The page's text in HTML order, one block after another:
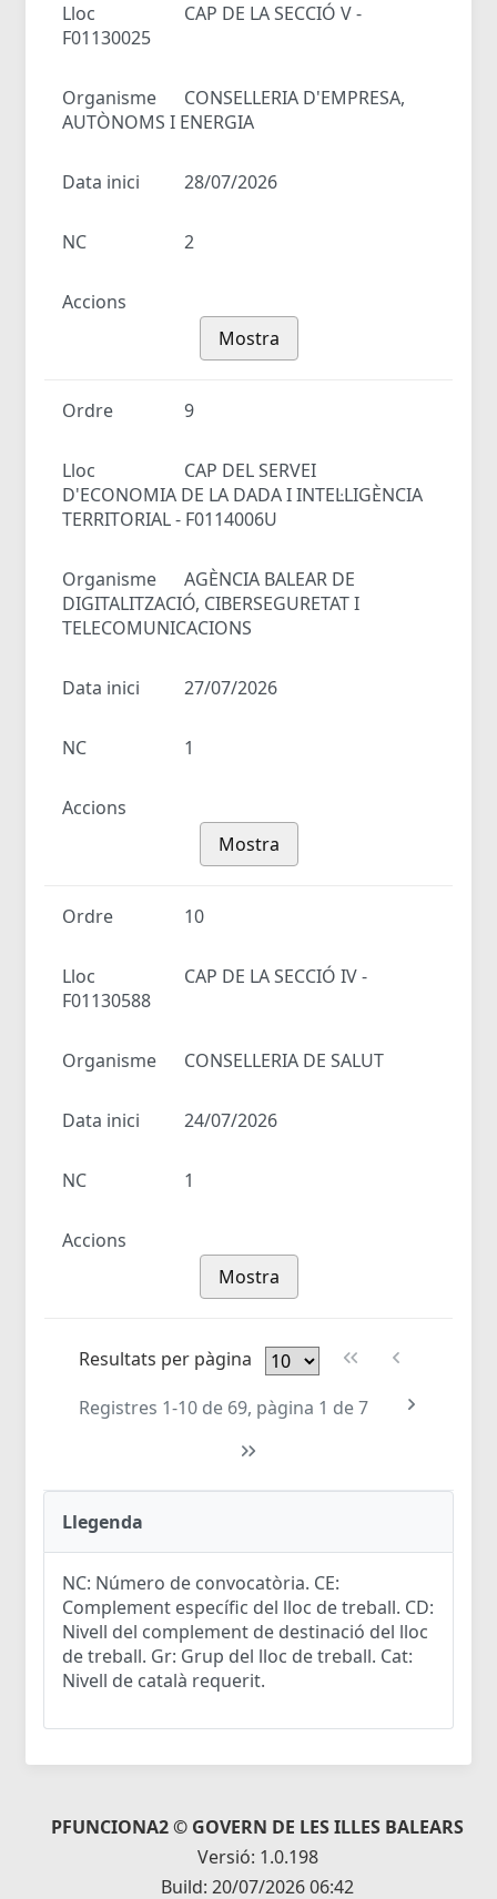
Lloc
CAP DE LA SECCIÓ V -
F01130025
Organisme
CONSELLERIA D'EMPRESA,
AUTÒNOMS I ENERGIA
Data inici 28/07/2026
NC 2
Accions
Mostra
Ordre 9
Lloc
CAP DEL SERVEI
D'ECONOMIA DE LA DADA I INTEL·LIGÈNCIA
TERRITORIAL - F0114006U
Organisme
AGÈNCIA BALEAR DE
DIGITALITZACIÓ, CIBERSEGURETAT I
TELECOMUNICACIONS
Data inici 27/07/2026
NC 1
Accions
Mostra
Ordre 10
Lloc
CAP DE LA SECCIÓ IV -
F01130588
Organisme CONSELLERIA DE SALUT
Data inici 24/07/2026
NC 1
Accions
Mostra
Resultats per pàgina
Registres 1-10 de 69, pàgina 1 de 7
Llegenda
NC: Número de convocatòria. CE:
Complement específic del lloc de treball. CD:
Nivell del complement de destinació del lloc
de treball. Gr: Grup del lloc de treball. Cat:
Nivell de català requerit.
PFUNCIONA2 © GOVERN DE LES ILLES BALEARS
Versió: 1.0.198
Build: 20/07/2026 06:42